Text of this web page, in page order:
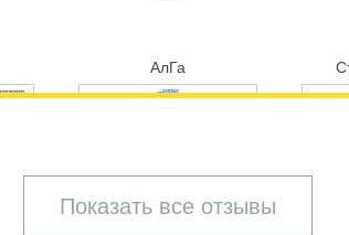
АлГа
Показать все отзывы